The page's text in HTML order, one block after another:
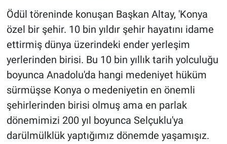
Ödül töreninde konuşan Başkan Altay, 'Konya
özel bir şehir. 10 bin yıldır şehir hayatını idame
ettirmiş dünya üzerindeki ender yerleşim
yerlerinden birisi. Bu 10 bin yıllık tarih yolculuğu
boyunca Anadolu'da hangi medeniyet hüküm
sürmüşse Konya o medeniyetin en önemli
şehirlerinden birisi olmuş ama en parlak
dönemimizi 200 yıl boyunca Selçuklu'ya
darülmülklük yaptığımız dönemde yaşamışız.